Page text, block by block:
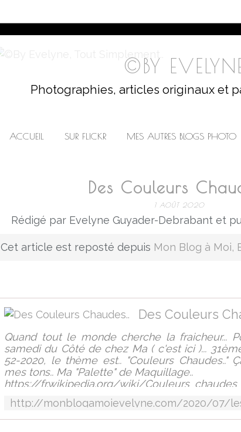
©BY
Photographies, articles originaux et
ACCUEIL SUR FLICKR MES AUTRES BLOGS PHOTO
Des Couleurs
1 AOÛT 2020
Rédigé par Evelyne Guyader-Debrabant et
Cet article est reposté depuis Mon Blog à Moi,
Des Couleurs
Quand tout le monde cherche la fraicheur...
samedi du Côté de chez Ma ( c'est ici )...
52-2020, le thème est.. "Couleurs Chaudes.."
mes tons.. Ma "Palette" de Maquillage..
https://fr.wikipedia.org/wiki/
dans les arts graphiq